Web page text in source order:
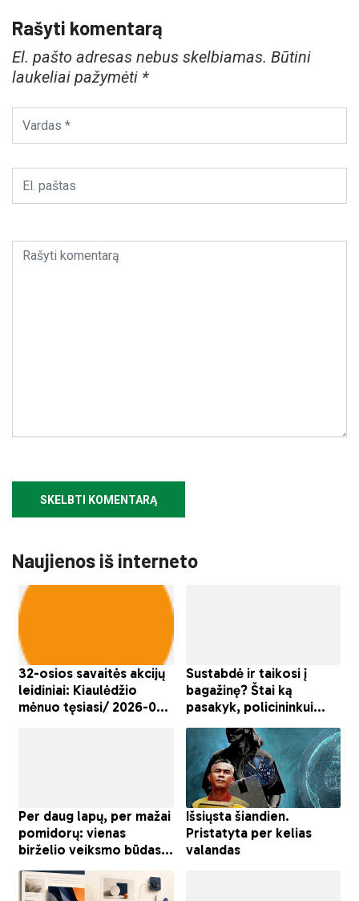
Rašyti komentarą
El. pašto adresas nebus skelbiamas. Būtini
laukeliai pažymėti *
Naujienos iš interneto